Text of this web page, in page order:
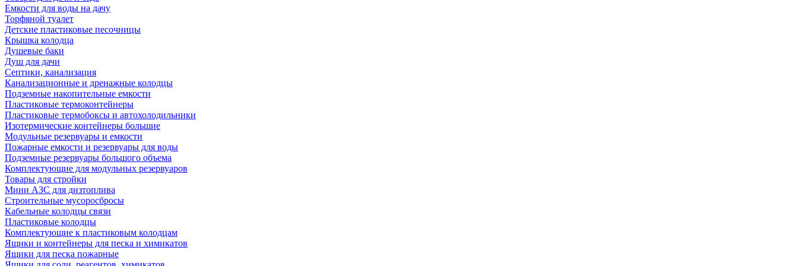
Емкости для воды на дачу
Торфяной туалет
Детские пластиковые песочницы
Крышка колодца
Душевые баки
Душ для дачи
Септики, канализация
Канализационные и дренажные колодцы
Подземные накопительные емкости
Пластиковые термоконтейнеры
Пластиковые термобоксы и автохолодильники
Изотермические контейнеры большие
Модульные резервуары и емкости
Пожарные емкости и резервуары для воды
Подземные резервуары большого объема
Комплектующие для модульных резервуаров
Товары для стройки
Мини АЗС для дизтоплива
Строительные мусоросбросы
Кабельные колодцы связи
Пластиковые колодцы
Комплектующие к пластиковым колодцам
Ящики и контейнеры для песка и химикатов
Ящики для песка пожарные